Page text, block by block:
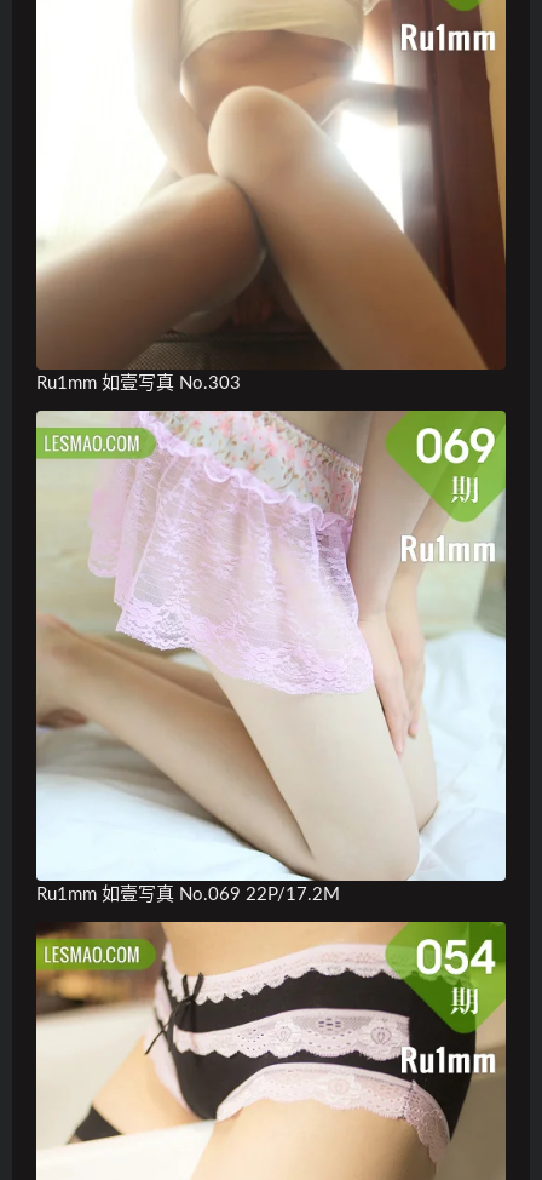
Ru1mm 如壹写真 No.303
Ru1mm 如壹写真 No.069 22P/17.2M